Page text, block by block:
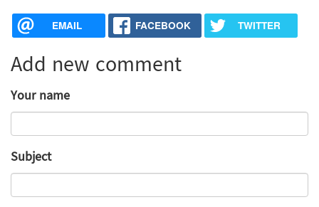
EMAIL FACEBOOK TWITTER
Add new comment
Your name
Subject